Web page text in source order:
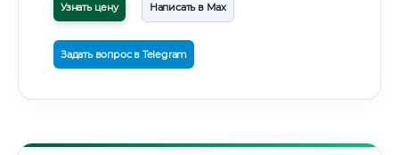
Узнать цену Написать в Max
Задать вопрос в Telegram